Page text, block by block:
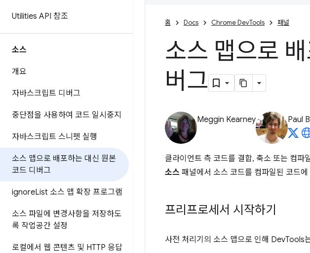
Utilities API 참조
소스
개요
자바스크립트 디버그
중단점을 사용하여 코드 일시중지
자바스크립트 스니펫 실행
소스 맵으로 배포하는 대신 원본
코드 디버그
ignoreList 소스 맵 확장 프로그램
소스 파일에 변경사항을 저장하도
록 작업공간 설정
로컬에서 웹 콘텐츠 및 HTTP 응답
홈 Docs Chrome DevTools 패널
소스 맵으로
버그
Meggin Kearney Paul
클라이언트 측 코드를 결합, 축소 또는 컴파
소스 패널에서 소스 코드를 컴파일된 코드
프리프로세서 시작하기
사전 처리기의 소스 맵으로 인해 DevTools